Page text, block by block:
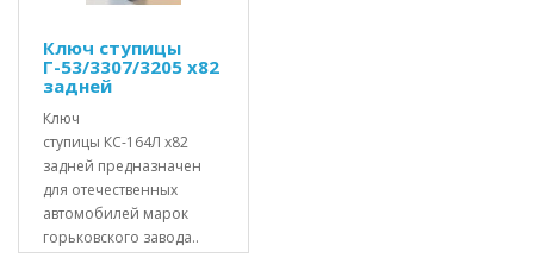
Ключ ступицы
Г-53/3307/3205 х82
задней
Ключ
ступицы КС-164Л х82
задней предназначен
для отечественных
автомобилей марок
горьковского завода..